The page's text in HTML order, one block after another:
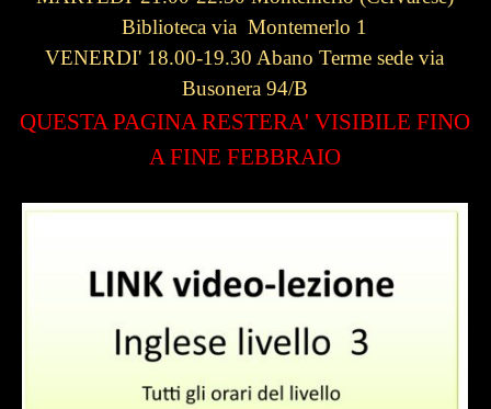
Biblioteca via Montemerlo 1
VENERDI' 18.00-19.30 Abano Terme sede via
Busonera 94/B
QUESTA PAGINA RESTERA' VISIBILE FINO
A FINE FEBBRAIO